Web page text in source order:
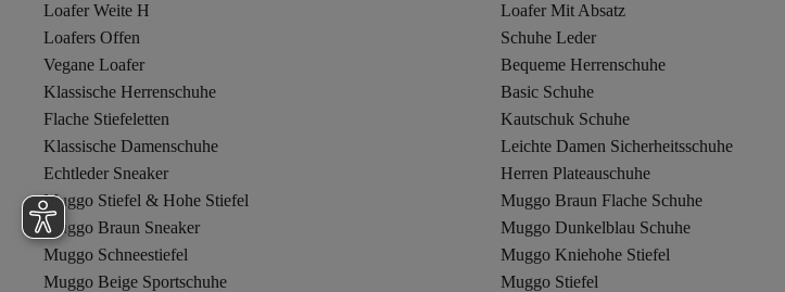
Loafer Weite H Loafer Mit Absatz
Loafers Offen
Schuhe Leder
Vegane Loafer
Bequeme Herrenschuhe
Klassische Herrenschuhe
Basic Schuhe
Flache Stiefeletten
Kautschuk Schuhe
Klassische Damenschuhe
Leichte Damen Sicherheitsschuhe
Echtleder Sneaker
Herren Plateauschuhe
Muggo Stiefel & Hohe Stiefel
Muggo Braun Flache Schuhe
Muggo Braun Sneaker
Muggo Dunkelblau Schuhe
Muggo Schneestiefel
Muggo Kniehohe Stiefel
Muggo Beige Sportschuhe
Muggo Stiefel